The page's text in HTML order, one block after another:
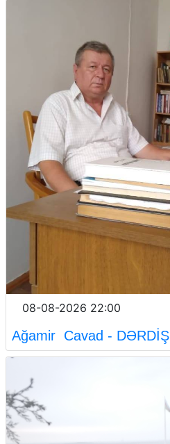
08-08-2026 22:00
Ağamir Cavad - DƏRDİŞ